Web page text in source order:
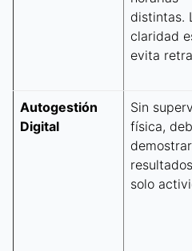
distintas.
claridad
evita
Autogestión
Digital
Sin
física,
demostrar
solo